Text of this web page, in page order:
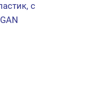
с